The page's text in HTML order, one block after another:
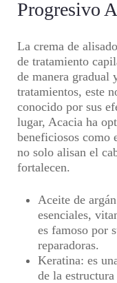
Progresivo
La crema de
de tratamiento
de manera gradual
tratamientos, este
conocido por sus
lugar, Acacia ha
beneficiosos como
no solo alisan el
fortalecen.
Aceite de
esenciales,
es famoso por
reparadoras.
Keratina: es
de la